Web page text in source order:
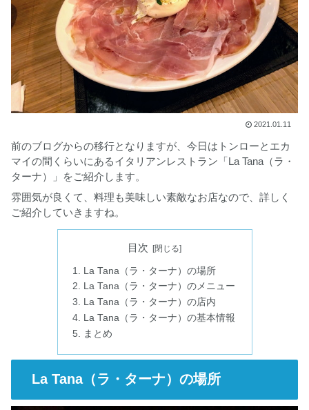
2021.01.11
前のブログからの移行となりますが、今日はトンローとエカ
マイの間くらいにあるイタリアンレストラン「La Tana（ラ・
ターナ）」をご紹介します。
雰囲気が良くて、料理も美味しい素敵なお店なので、詳しく
ご紹介していきますね。
目次
La Tana（ラ・ターナ）の場所
La Tana（ラ・ターナ）のメニュー
La Tana（ラ・ターナ）の店内
La Tana（ラ・ターナ）の基本情報
まとめ
La Tana（ラ・ターナ）の場所